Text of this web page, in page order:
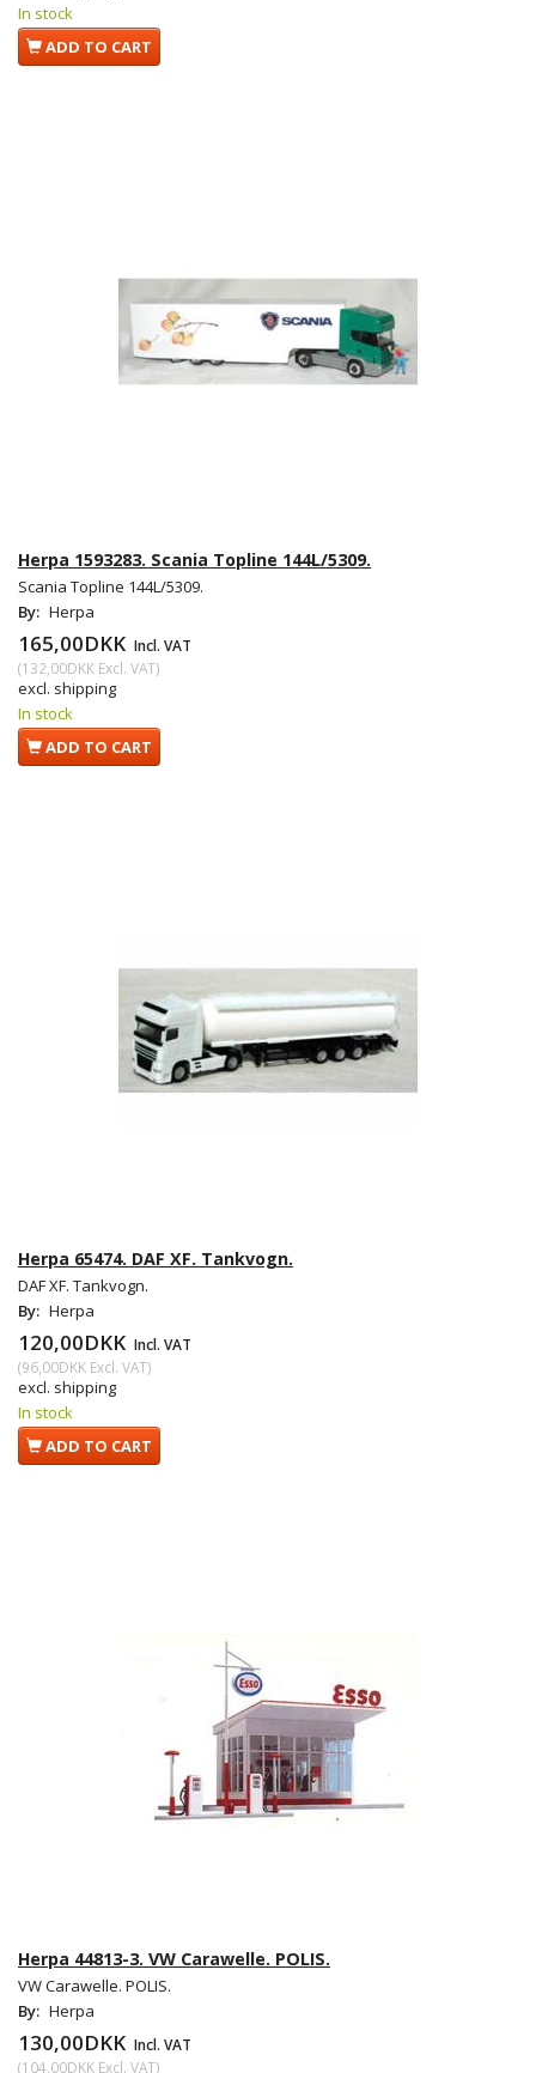
In stock
ADD TO CART
Herpa 1593283. Scania Topline 144L/5309.
Scania Topline 144L/5309.
By: Herpa
165,00DKK Incl. VAT
(132,00DKK Excl. VAT)
excl. shipping
In stock
ADD TO CART
Herpa 65474. DAF XF. Tankvogn.
DAF XF. Tankvogn.
By: Herpa
120,00DKK Incl. VAT
(96,00DKK Excl. VAT)
excl. shipping
In stock
ADD TO CART
Herpa 44813-3. VW Carawelle. POLIS.
VW Carawelle. POLIS.
By: Herpa
130,00DKK Incl. VAT
(104,00DKK Excl. VAT)